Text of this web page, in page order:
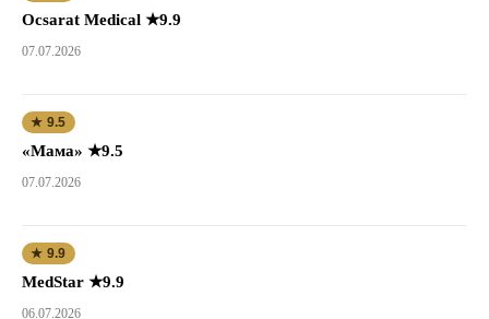
Ocsarat Medical ★9.9
07.07.2026
★ 9.5
«Мама» ★9.5
07.07.2026
★ 9.9
MedStar ★9.9
06.07.2026